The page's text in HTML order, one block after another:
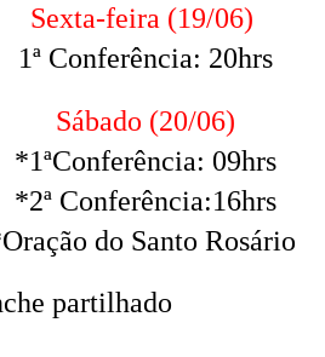
Sexta-feira (19/06)
1ª Conferência: 20hrs
Sábado (20/06)
*1ªConferência: 09hrs
*2ª Conferência:16hrs
do Santo Rosário
partilhado